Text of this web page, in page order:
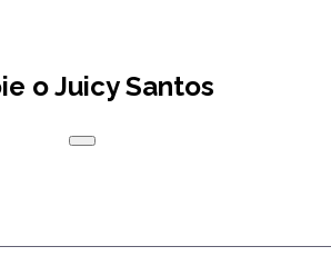
o Juicy Santos